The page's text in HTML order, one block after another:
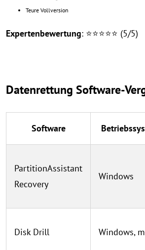
Teure Vollversion
Expertenbewertung: ⭐⭐⭐⭐⭐ (5/5)
Datenrettung Software-
Software
PartitionAssistant
Recovery
Windows
Disk Drill Windows,